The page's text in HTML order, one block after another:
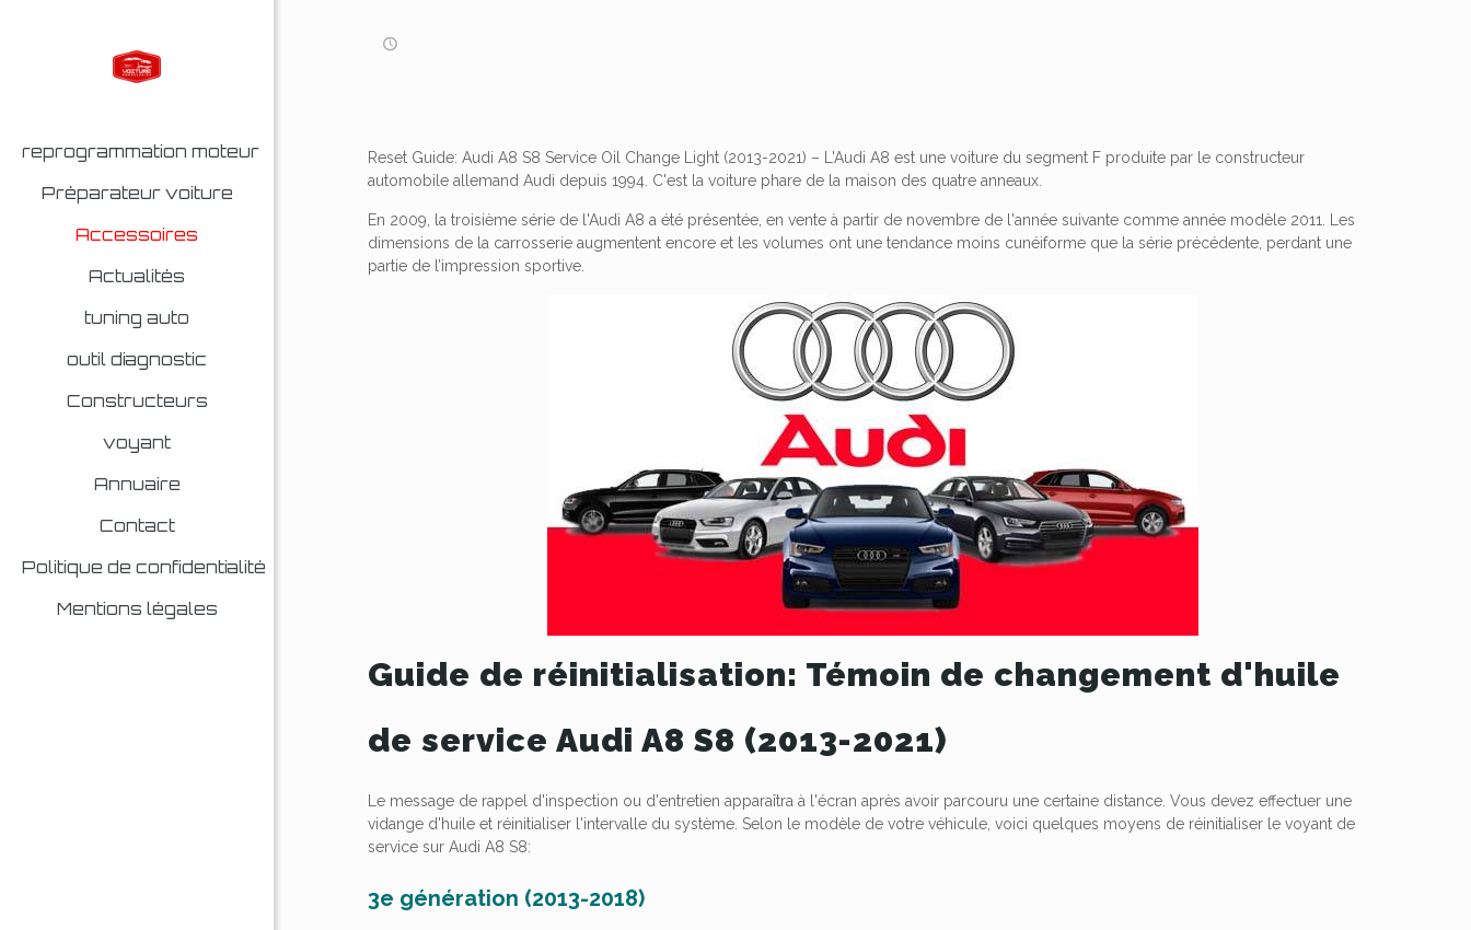
reprogrammation moteur
Préparateur voiture
Accessoires
Actualités
tuning auto
outil diagnostic
Constructeurs
voyant
Annuaire
Contact
Politique de confidentialité
Mentions légales
Reset Guide: Audi A8 S8 Service Oil Change Light (2013-2021) – L'Audi A8 est une voiture du segment F produite par le constructeur
automobile allemand Audi depuis 1994. C'est la voiture phare de la maison des quatre anneaux.
En 2009, la troisième série de l'Audi A8 a été présentée, en vente à partir de novembre de l'année suivante comme année modèle 2011. Les
dimensions de la carrosserie augmentent encore et les volumes ont une tendance moins cunéiforme que la série précédente, perdant une
partie de l’impression sportive.
Guide de réinitialisation: Témoin de changement d'huile
de service Audi A8 S8 (2013-2021)
Le message de rappel d'inspection ou d'entretien apparaîtra à l'écran après avoir parcouru une certaine distance. Vous devez effectuer une
vidange d'huile et réinitialiser l'intervalle du système. Selon le modèle de votre véhicule, voici quelques moyens de réinitialiser le voyant de
service sur Audi A8 S8:
3e génération (2013-2018)